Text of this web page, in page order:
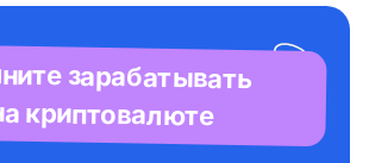
зарабатывать
криптовалюте